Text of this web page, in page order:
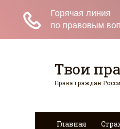
Твои
Права граждан
Главная